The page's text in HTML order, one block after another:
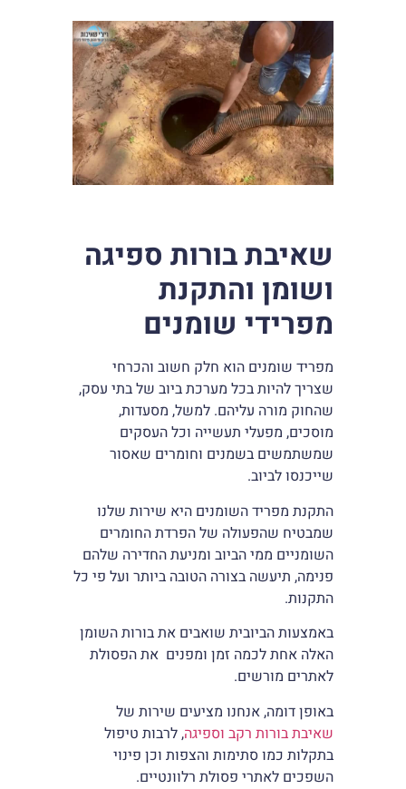
שאיבת בורות ספיגה
ושומן והתקנת
מפרידי שומנים
מפריד שומנים הוא חלק חשוב והכרחי
שצריך להיות בכל מערכת ביוב של בתי עסק,
שהחוק מורה עליהם. למשל, מסעדות,
מוסכים, מפעלי תעשייה וכל העסקים
שמשתמשים בשמנים וחומרים שאסור
שייכנסו לביוב.
התקנת מפריד השומנים היא שירות שלנו
שמבטיח שהפעולה של הפרדת החומרים
השומניים ממי הביוב ומניעת החדירה שלהם
פנימה, תיעשה בצורה הטובה ביותר ועל פי כל
התקנות.
באמצעות הביובית שואבים את בורות השומן
האלה אחת לכמה זמן ומפנים את הפסולת
לאתרים מורשים.
באופן דומה, אנחנו מציעים שירות של
שאיבת בורות רקב וספיגה, לרבות טיפול
בתקלות כמו סתימות והצפות וכן פינוי
השפכים לאתרי פסולת רלוונטיים.